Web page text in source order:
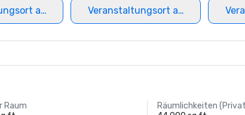
auswählen Veranstaltungsort auswählen
Raum
Räumlichkeiten